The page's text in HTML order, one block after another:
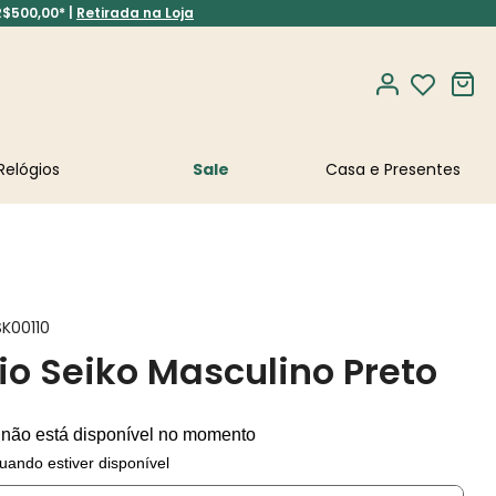
| Retirada na Loja
Sale
Seiko Masculino Preto
está disponível no momento
estiver disponível